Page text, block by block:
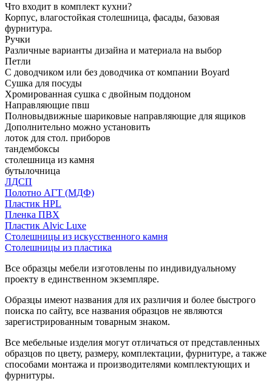
Что входит в комплект кухни?
Корпус, влагостойкая столешница, фасады, базовая
фурнитура.
Ручки
Различные варианты дизайна и материала на выбор
Петли
С доводчиком или без доводчика от компании Boyard
Сушка для посуды
Хромированная сушка с двойным поддоном
Направляющие пвш
Полновыдвижные шариковые направляющие для ящиков
Дополнительно можно установить
лоток для стол. приборов
тандембоксы
столешница из камня
бутылочница
ЛДСП
Полотно АГТ (МДФ)
Пластик HPL
Пленка ПВХ
Пластик Alvic Luxe
Столешницы из искусственного камня
Столешницы из пластика
Все образцы мебели изготовлены по индивидуальному
проекту в единственном экземпляре.
Образцы имеют названия для их различия и более быстрого
поиска по сайту, все названия образцов не являются
зарегистрированным товарным знаком.
Все мебельные изделия могут отличаться от представленных
образцов по цвету, размеру, комплектации, фурнитуре, а также
способами монтажа и производителями комплектующих и
фурнитуры.